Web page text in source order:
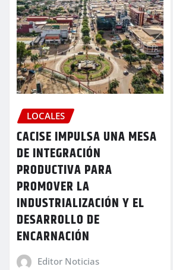
LOCALES
CACISE IMPULSA UNA MESA
DE INTEGRACIÓN
PRODUCTIVA PARA
PROMOVER LA
INDUSTRIALIZACIÓN Y EL
DESARROLLO DE
ENCARNACIÓN
Editor Noticias